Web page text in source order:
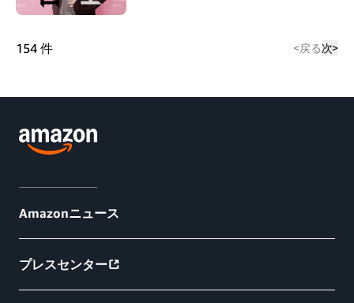
154 件 <戻る次>
Amazonニュース
プレスセンター